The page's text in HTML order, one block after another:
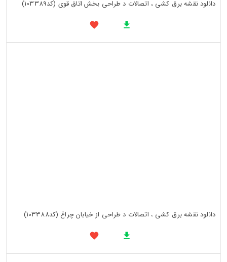
دانلود نقشه برق کشی ، اتصالات د طراحی بخش اتاق قوی (کد103389)
دانلود نقشه برق کشی ، اتصالات د طراحی از خیابان چراغ (کد103388)